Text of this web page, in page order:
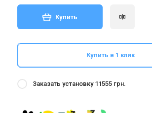
Купить
Купить в 1 клик
Заказать установку 11555 грн.